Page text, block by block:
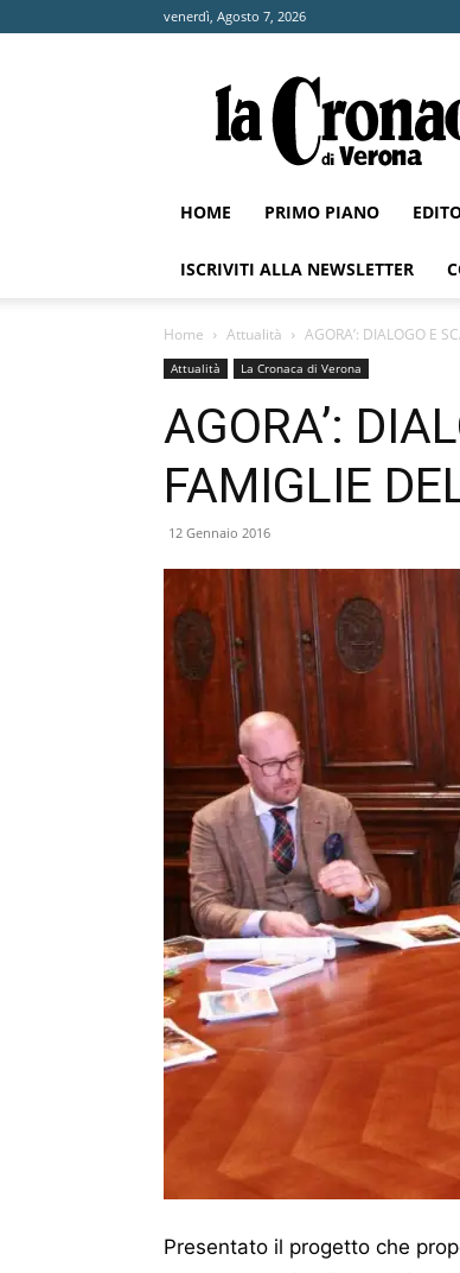
venerdì, Agosto 7, 2026
Cronaca
di
Verona
HOME PRIMO PIANO
ISCRIVITI ALLA NEWSLETTER
Home Attualità AGORA’: DIALOGO E
Attualità La Cronaca di Verona
AGORA’:
FAMIGLIE
12 Gennaio 2016
Presentato il progetto che